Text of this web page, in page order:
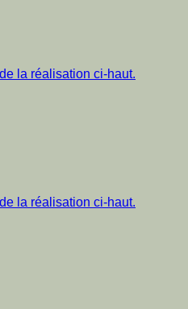
la réalisation ci-haut.
la réalisation ci-haut.